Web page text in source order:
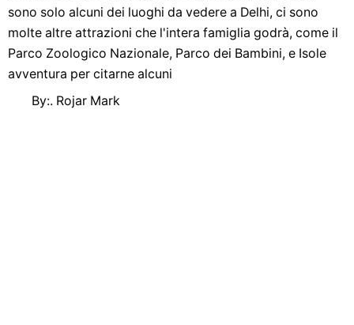
sono solo alcuni dei luoghi da vedere a Delhi, ci sono
molte altre attrazioni che l'intera famiglia godrà, come il
Parco Zoologico Nazionale, Parco dei Bambini, e Isole
avventura per citarne alcuni
By:. Rojar Mark